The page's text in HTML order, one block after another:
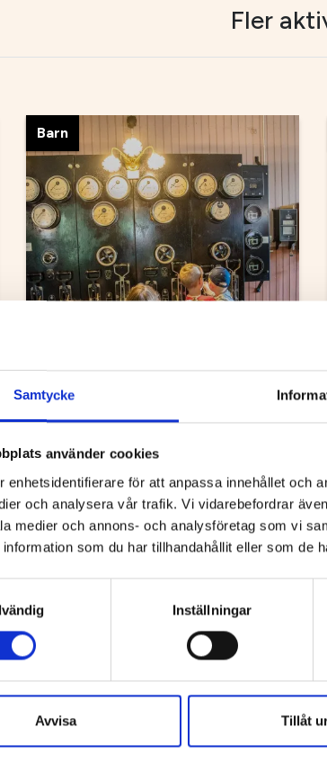
Samtycke
använder cookies
enhetsidentifierare för att anpassa innehållet och
och analysera vår trafik. Vi vidarebefordrar
medier och annons- och analysföretag som vi
information som du har tillhandahållit eller som de
Inställningar
Avvisa Tillåt
Fler
Barn
Guidade turer
Guidade cykelturer
och stadsvandringar